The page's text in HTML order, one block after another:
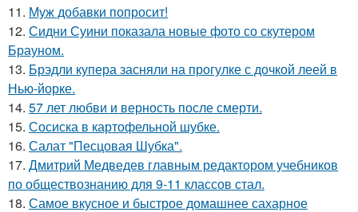
11. Муж добавки попросит!
12. Сидни Суини показала новые фото со скутером
Брауном.
13. Брэдли купера засняли на прогулке с дочкой леей в
Нью-йорке.
14. 57 лет любви и верность после смерти.
15. Сосиска в картофельной шубке.
16. Салат "Песцовая Шубка".
17. Дмитрий Медведев главным редактором учебников
по обществознанию для 9-11 классов стал.
18. Самое вкусное и быстрое домашнее сахарное